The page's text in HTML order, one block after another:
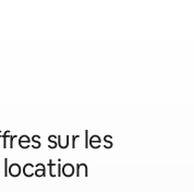
sur les